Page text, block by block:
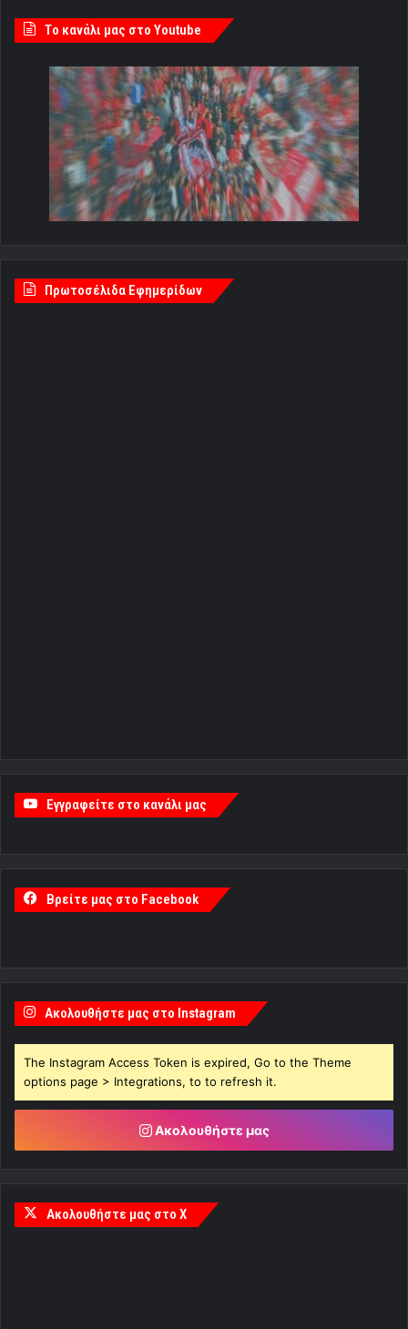
Tο κανάλι μας στο Youtube
Πρωτοσέλιδα Εφημερίδων
Εγγραφείτε στο κανάλι μας
Βρείτε μας στο Facebook
Ακολουθήστε μας στο Instagram
The Instagram Access Token is expired, Go to the Theme
options page > Integrations, to to refresh it.
Ακολουθήστε μας
Ακολουθήστε μας στο X